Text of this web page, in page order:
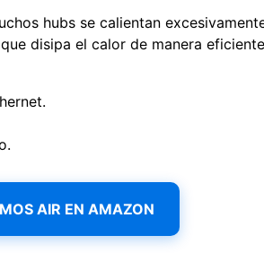
hubs se calientan
disipa el calor de manera
AIR EN AMAZON